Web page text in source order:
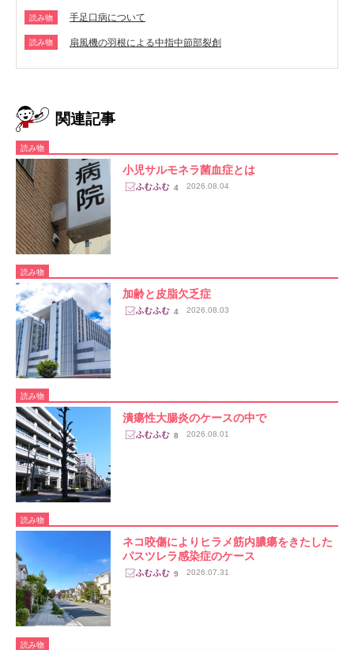
読み物 手足口病について
読み物 扇風機の羽根による中指中節部裂創
関連記事
読み物
小児サルモネラ菌血症とは
4 2026.08.04
読み物
加齢と皮脂欠乏症
4 2026.08.03
読み物
潰瘍性大腸炎のケースの中で
8 2026.08.01
読み物
ネコ咬傷によりヒラメ筋内膿瘍をきたした
パスツレラ感染症のケース
9 2026.07.31
読み物